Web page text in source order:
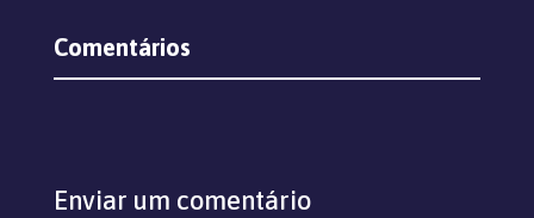
Comentários
Enviar um comentário